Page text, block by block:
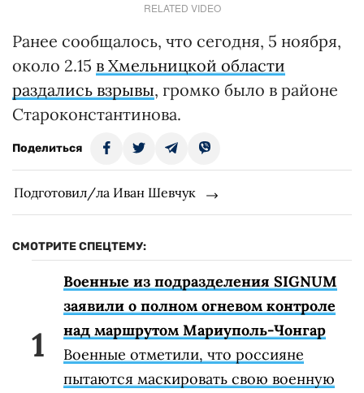
RELATED VIDEO
Ранее сообщалось, что сегодня, 5 ноября,
около 2.15 в Хмельницкой области
раздались взрывы, громко было в районе
Староконстантинова.
Поделиться
Подготовил/ла Иван Шевчук
СМОТРИТЕ СПЕЦТЕМУ:
Военные из подразделения SIGNUM
заявили о полном огневом контроле
над маршрутом Мариуполь-Чонгар
Военные отметили, что россияне
пытаются маскировать свою военную